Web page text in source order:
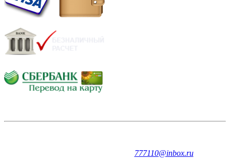
777110@inbox.ru